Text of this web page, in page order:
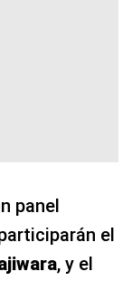
panel
el
, y el